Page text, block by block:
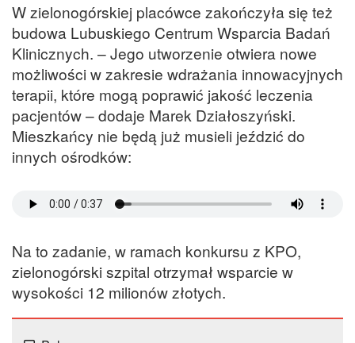
W zielonogórskiej placówce zakończyła się też
budowa Lubuskiego Centrum Wsparcia Badań
Klinicznych. – Jego utworzenie otwiera nowe
możliwości w zakresie wdrażania innowacyjnych
terapii, które mogą poprawić jakość leczenia
pacjentów – dodaje Marek Działoszyński.
Mieszkańcy nie będą już musieli jeździć do
innych ośrodków:
Na to zadanie, w ramach konkursu z KPO,
zielonogórski szpital otrzymał wsparcie w
wysokości 12 milionów złotych.